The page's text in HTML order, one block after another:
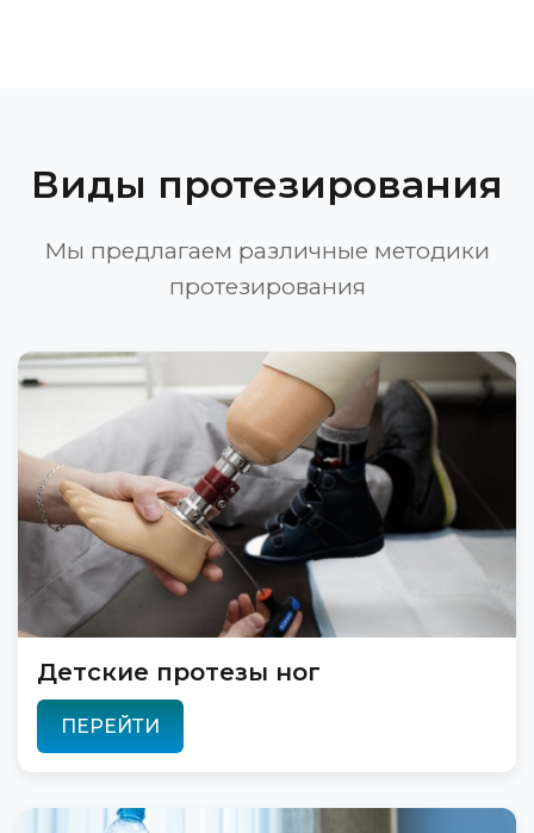
Виды протезирования
Мы предлагаем различные методики
протезирования
Детские протезы ног
ПЕРЕЙТИ